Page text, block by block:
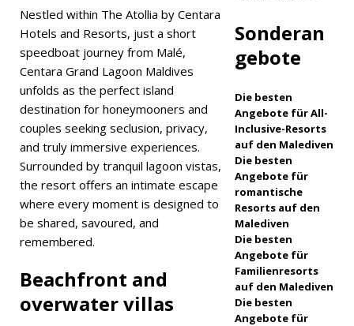
Kaafu
Atoll
Island
Resort
präsentier
t
luxuriöses
All-
STERNE-
Nestled within The Atollia by Centara
Hotels and Resorts, just a short
speedboat journey from Malé,
Centara Grand Lagoon Maldives
unfolds as the perfect island
destination for honeymooners and
couples seeking seclusion, privacy,
and truly immersive experiences.
Surrounded by tranquil lagoon vistas,
the resort offers an intimate escape
where every moment is designed to
be shared, savoured, and
remembered.
Beachfront and
overwater villas
Sonderan
gebote
Die besten
Angebote für All-
Inclusive-Resorts
auf den Malediven
Die besten
Angebote für
romantische
Resorts auf den
Malediven
Die besten
Angebote für
Familienresorts
auf den Malediven
Die besten
Angebote für